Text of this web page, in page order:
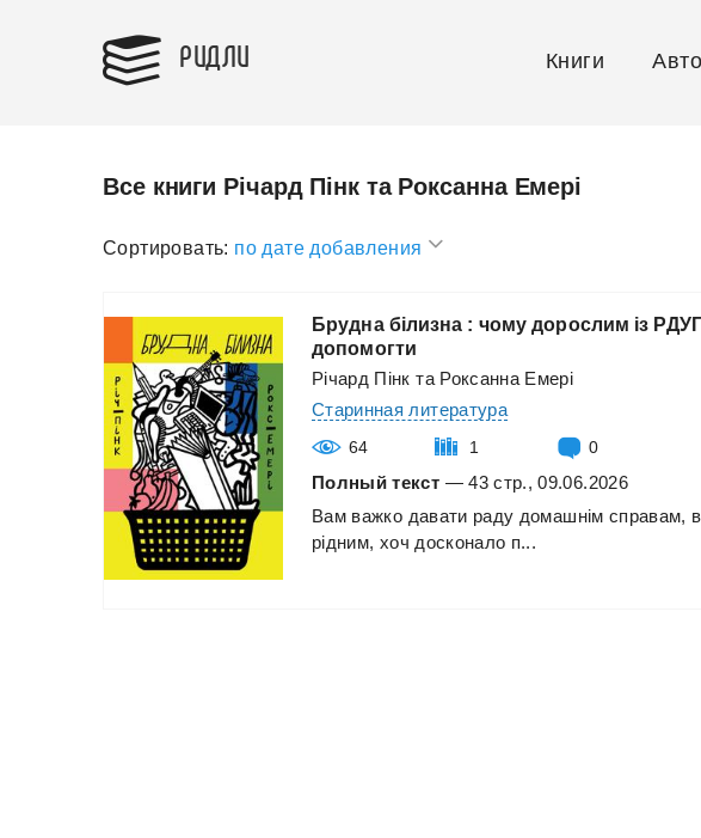
РИДЛИ Книги
Все книги Річард Пінк та Роксанна Емері
Сортировать: по дате добавления
Брудна білизна : чому дорослим із
допомогти
Річард Пінк та Роксанна Емері
Старинная литература
64 1 0
Полный текст — 43 стр., 09.06.2026
Вам важко давати раду домашнім справам,
рідним, хоч досконало п...